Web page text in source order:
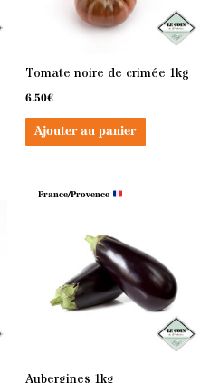
Tomate noire de crimée 1kg
6.50€
Ajouter au panier
France/Provence
Aubergines 1kg